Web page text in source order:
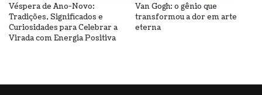
Véspera de Ano-Novo:
Tradições, Significados e
Curiosidades para Celebrar a
Virada com Energia Positiva
Van Gogh: o gênio que
transformou a dor em arte
eterna